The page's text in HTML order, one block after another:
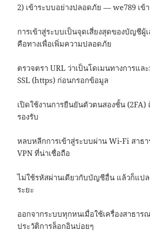
2) เข้าระบบอย่างปลอดภัย — we789 เข้
การเข้าสู่ระบบเป็นจุดเสี่ยงสุดของบัญชีผู้
คือทางเพื่อเพิ่มความปลอดภัย
ตรวจตรา URL ว่าเป็นโดเมนทางการแล
SSL (https) ก่อนกรอกข้อมูล
เปิดใช้งานการยืนยันตัวตนสองชั้น
รองรับ
หลบหลีกการเข้าสู่ระบบผ่าน Wi-Fi สาธ
VPN ที่น่าเชื่อถือ
ไม่ใช้รหัสผ่านเดียวกับบัญชีอื่น แล้วก็แป
ระยะ
ออกจากระบบทุกหนเมื่อใช้เครื่องสาธาร
ประวัติการล็อกอินบ่อยๆ